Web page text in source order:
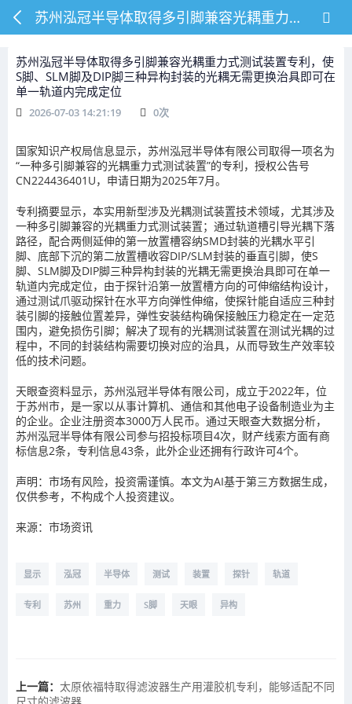
苏州泓冠半导体取得多引脚兼容光耦重力式测试装置专利，使S脚、SLM脚及DIP脚三种异构封装的光耦无需更换治具即可在单一轨道内完成定位
苏州泓冠半导体取得多引脚兼容光耦重力式测试装置专利，使
S脚、SLM脚及DIP脚三种异构封装的光耦无需更换治具即可在
单一轨道内完成定位
2026-07-03 14:21:19 0次
国家知识产权局信息显示，苏州泓冠半导体有限公司取得一项名为
“一种多引脚兼容的光耦重力式测试装置”的专利，授权公告号
CN224436401U，申请日期为2025年7月。
专利摘要显示，本实用新型涉及光耦测试装置技术领域，尤其涉及
一种多引脚兼容的光耦重力式测试装置；通过轨道槽引导光耦下落
路径，配合两侧延伸的第一放置槽容纳SMD封装的光耦水平引
脚、底部下沉的第二放置槽收容DIP/SLM封装的垂直引脚，使S
脚、SLM脚及DIP脚三种异构封装的光耦无需更换治具即可在单一
轨道内完成定位，由于探针沿第一放置槽方向的可伸缩结构设计，
通过测试爪驱动探针在水平方向弹性伸缩，使探针能自适应三种封
装引脚的接触位置差异，弹性安装结构确保接触压力稳定在一定范
围内，避免损伤引脚；解决了现有的光耦测试装置在测试光耦的过
程中，不同的封装结构需要切换对应的治具，从而导致生产效率较
低的技术问题。
天眼查资料显示，苏州泓冠半导体有限公司，成立于2022年，位
于苏州市，是一家以从事计算机、通信和其他电子设备制造业为主
的企业。企业注册资本3000万人民币。通过天眼查大数据分析，
苏州泓冠半导体有限公司参与招投标项目4次，财产线索方面有商
标信息2条，专利信息43条，此外企业还拥有行政许可4个。
声明：市场有风险，投资需谨慎。本文为AI基于第三方数据生成，
仅供参考，不构成个人投资建议。
来源：市场资讯
显示 泓冠 半导体 测试 装置 探针 轨道
专利 苏州 重力 S脚 天眼 异构
上一篇： 太原依福特取得滤波器生产用灌胶机专利，能够适配不同